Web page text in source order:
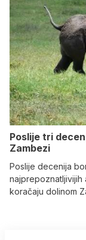
Poslije tri
Zambezi
Poslije decenija
koračaju dolinom